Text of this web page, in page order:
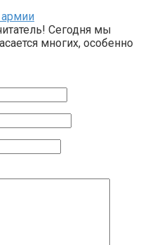
Сегодня мы
многих, особенно